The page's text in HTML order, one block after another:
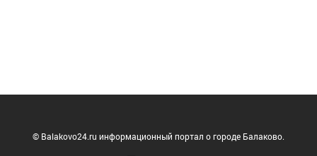
© Balakovo24.ru информационный портал о городе Балаково.